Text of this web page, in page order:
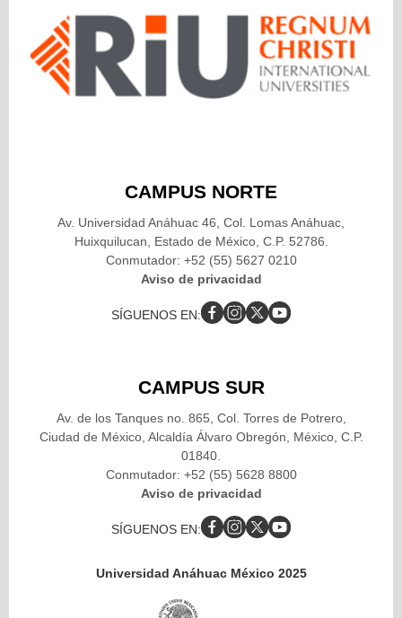
CAMPUS NORTE
Av. Universidad Anáhuac 46, Col. Lomas Anáhuac,
Huixquilucan, Estado de México, C.P. 52786.
Conmutador: +52 (55) 5627 0210
Aviso de privacidad
SÍGUENOS EN:
CAMPUS SUR
Av. de los Tanques no. 865, Col. Torres de Potrero,
Ciudad de México, Alcaldía Álvaro Obregón, México, C.P.
01840.
Conmutador: +52 (55) 5628 8800
Aviso de privacidad
SÍGUENOS EN:
Universidad Anáhuac México 2025